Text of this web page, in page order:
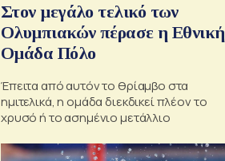
Στον μεγάλο τελικό των
Ολυμπιακών πέρασε η Εθνική
Ομάδα Πόλο
Έπειτα από αυτόν το θρίαμβο στα
ημιτελικά, η ομάδα διεκδικεί πλέον το
χρυσό ή το ασημένιο μετάλλιο